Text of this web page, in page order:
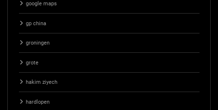
google maps
gp china
groningen
grote
hakim ziyech
hardlopen